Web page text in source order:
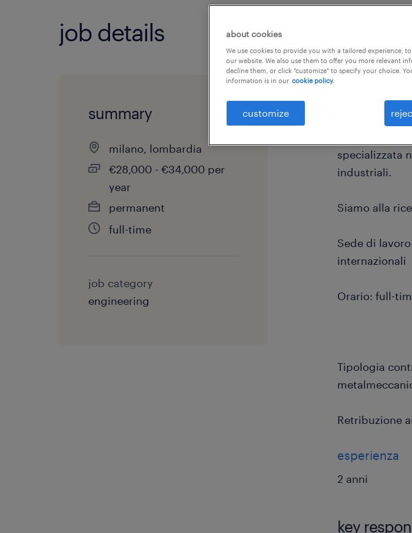
job details
summary
milano, lombardia
€28,000 - €34,000 per
year
permanent
full-time
job category
engineering
Randstad
Ricerca &
La nostra
specializzata
industriali.
Siamo alla
Sede di
internazionali
Orario: full-
Tipologia
Retribuzione
esperienza
2 anni
key
about cookies
We use cookies to provide you with a tailored experience,
our website. We also use them to offer you more relevant
decline them, or click "customize" to specify your choice.
information is in our cookie policy.
customize